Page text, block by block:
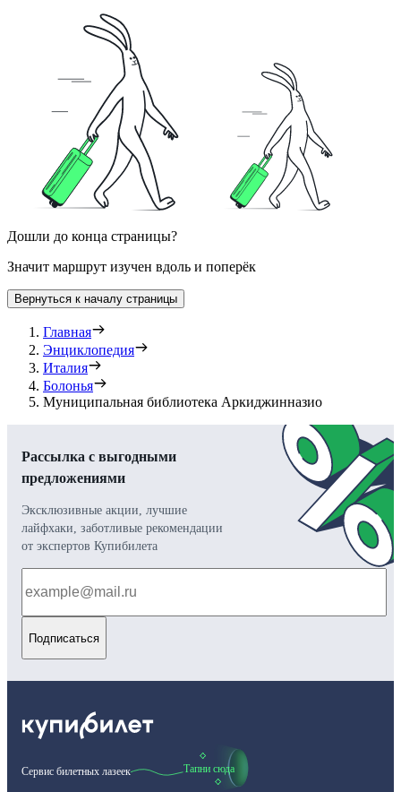
Дошли до конца страницы?
Значит маршрут изучен вдоль и поперёк
Вернуться к началу страницы
Главная
Энциклопедия
Италия
Болонья
Муниципальная библиотека Аркиджинназио
Рассылка с выгодными
предложениями
Эксклюзивные акции, лучшие
лайфхаки, заботливые рекомендации
от экспертов Купибилета
Подписаться
Сервис билетных лазеек Тапни сюда